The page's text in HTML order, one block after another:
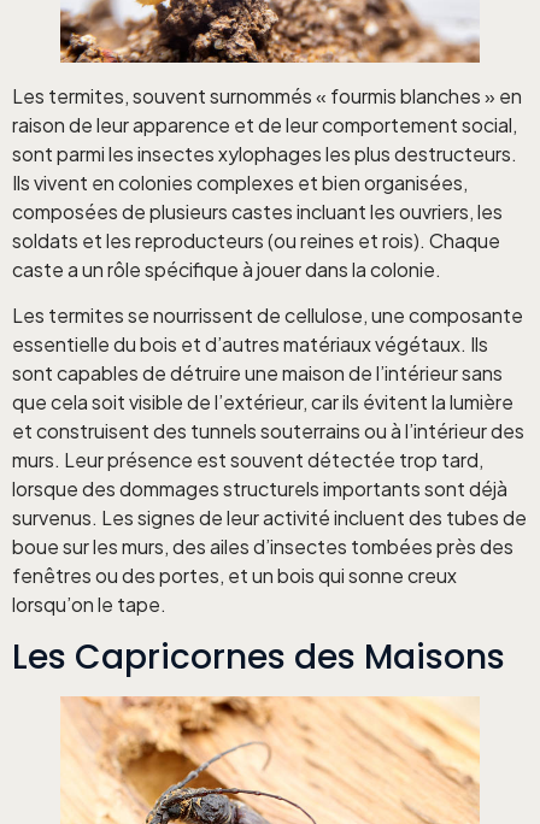
Les termites, souvent surnommés « fourmis blanches » en
raison de leur apparence et de leur comportement social,
sont parmi les insectes xylophages les plus destructeurs.
Ils vivent en colonies complexes et bien organisées,
composées de plusieurs castes incluant les ouvriers, les
soldats et les reproducteurs (ou reines et rois). Chaque
caste a un rôle spécifique à jouer dans la colonie.
Les termites se nourrissent de cellulose, une composante
essentielle du bois et d’autres matériaux végétaux. Ils
sont capables de détruire une maison de l’intérieur sans
que cela soit visible de l’extérieur, car ils évitent la lumière
et construisent des tunnels souterrains ou à l’intérieur des
murs. Leur présence est souvent détectée trop tard,
lorsque des dommages structurels importants sont déjà
survenus. Les signes de leur activité incluent des tubes de
boue sur les murs, des ailes d’insectes tombées près des
fenêtres ou des portes, et un bois qui sonne creux
lorsqu’on le tape.
Les Capricornes des Maisons